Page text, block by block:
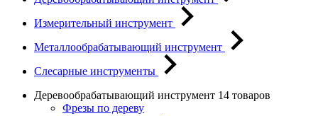
Измерительный инструмент
Металлообрабатывающий инструмент
Слесарные инструменты
Деревообрабатывающий инструмент 14 товаров
Фрезы по дереву